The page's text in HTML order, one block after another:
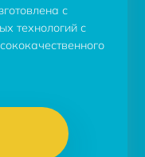
с
технологий с